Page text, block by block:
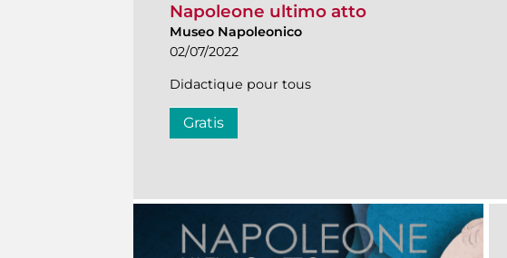
Napoleone ultimo atto
Museo Napoleonico
02/07/2022
Didactique pour tous
Gratis